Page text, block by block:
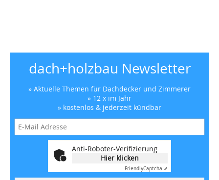
dach+holzbau Newsletter
» Aktuelle Themen für Dachdecker und Zimmerer
» 12 x im Jahr
» kostenlos & jederzeit kündbar
Anti-Roboter-Verifizierung
Hier klicken
FriendlyCaptcha ⇗